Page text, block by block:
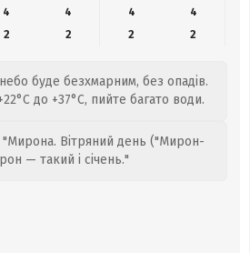
4
4 4
4
2
2 2 2
буде безхмарним, без опадів.
до +37°C, пийте багато води.
"Мирона. Вітряний день ("Мирон-
— такий і січень."